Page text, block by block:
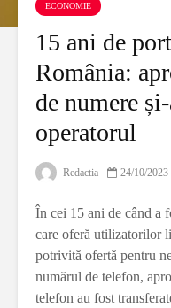
ECONOMIE
15 ani de
România:
de numere
operatorul
Redactia 24/10/2023
În cei 15 ani de când a
care oferă utilizatorilor
potrivită ofertă pentru
numărul de telefon,
telefon au fost